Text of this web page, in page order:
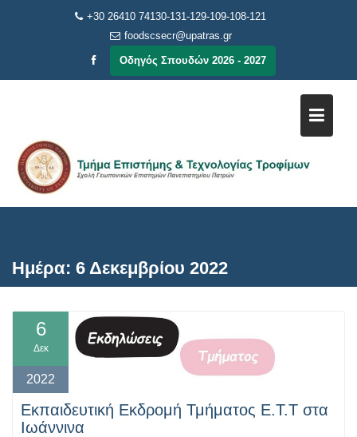
+30 26410 74130-131-129-109-108-121
foodscsecr@upatras.gr
Οδηγός Σπουδών 2026 - 2027
Ημέρα: 6 Δεκεμβρίου 2022
6
Δεκ
2022
Εκπαιδευτική Εκδρομή Τμήματος Ε.Τ.Τ στα
Ιωάννινα